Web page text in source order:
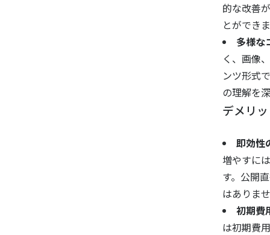
的な改善
とができ
多様な
く、画像
ンツ形式
の理解を
デメリ
即効性
増やすに
す。公開
はありま
初期費
は初期費